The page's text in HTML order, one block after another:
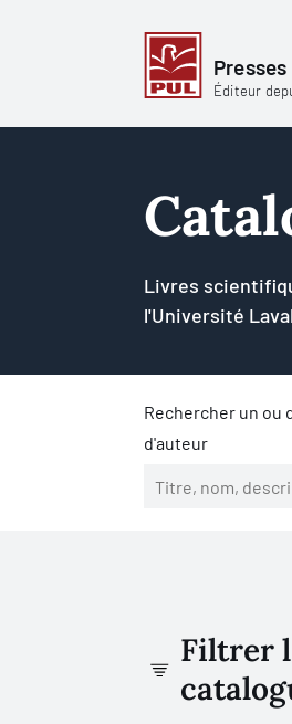
Éditeur
Livres
l'Université
Rechercher un ou
d'auteur
Filtrer